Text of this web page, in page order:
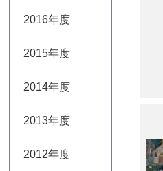
2016年度
2015年度
2014年度
2013年度
2012年度